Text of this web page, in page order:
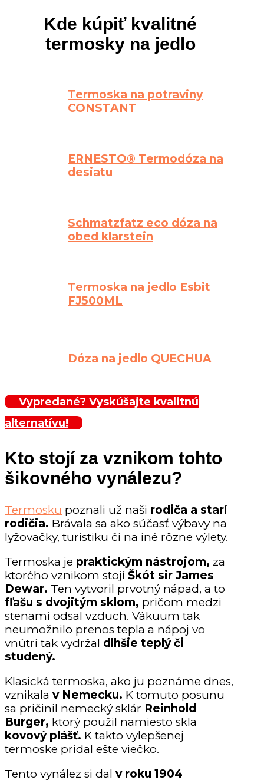
Kde kúpiť kvalitné
termosky na jedlo
Termoska na potraviny
CONSTANT
ERNESTO® Termodóza na
desiatu
Schmatzfatz eco dóza na
obed klarstein
Termoska na jedlo Esbit
FJ500ML
Dóza na jedlo QUECHUA
Vypredané? Vyskúšajte kvalitnú
alternatívu!
Kto stojí za vznikom tohto
šikovného vynálezu?
Termosku poznali už naši rodiča a starí
rodičia. Brávala sa ako súčasť výbavy na
lyžovačky, turistiku či na iné rôzne výlety.
Termoska je praktickým nástrojom, za
ktorého vznikom stojíŠkót sir James
Dewar. Ten vytvoril prvotný nápad, a to
fľašu s dvojitým sklom, pričom medzi
stenami odsal vzduch. Vákuum tak
neumožnilo prenos tepla a nápoj vo
vnútri tak vydržal dlhšie teplý či
studený.
Klasická termoska, ako ju poznáme dnes,
vznikala v Nemecku. K tomuto posunu
sa pričinil nemecký sklár Reinhold
Burger, ktorý použil namiesto skla
kovový plášť. K takto vylepšenej
termoske pridal ešte viečko.
Tento vynález si dal v roku 1904